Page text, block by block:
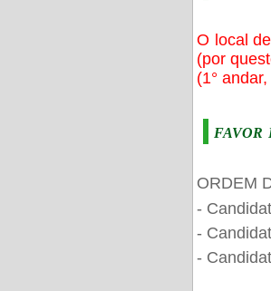
O local
(por
(1°
favor
ORDEM
-
-
-